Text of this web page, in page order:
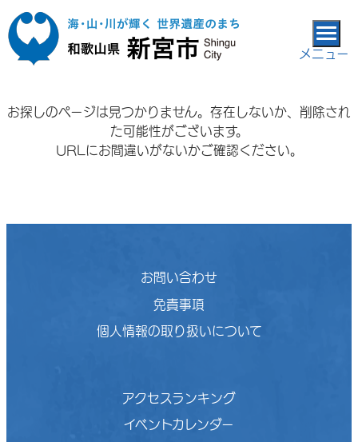
本文へ移動
メニュー
お探しのページは見つかりません。存在しないか、削除され
た可能性がございます。
URLにお間違いがないかご確認ください。
お問い合わせ
免責事項
個人情報の取り扱いについて
アクセスランキング
イベントカレンダー